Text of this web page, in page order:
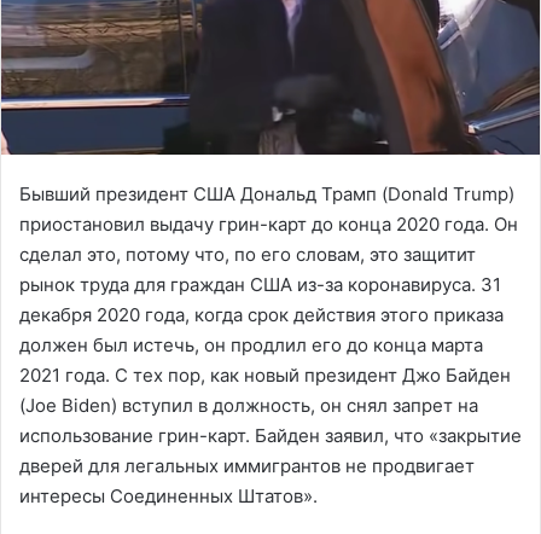
Бывший президент США Дональд Трамп (Donald Trump)
приостановил выдачу грин-карт до конца 2020 года. Он
сделал это, потому что, по его словам, это защитит
рынок труда для граждан США из-за коронавируса. 31
декабря 2020 года, когда срок действия этого приказа
должен был истечь, он продлил его до конца марта
2021 года. С тех пор, как новый президент Джо Байден
(Joe Biden) вступил в должность, он снял запрет на
использование грин-карт. Байден заявил, что «закрытие
дверей для легальных иммигрантов не продвигает
интересы Соединенных Штатов».